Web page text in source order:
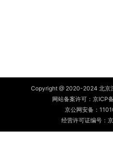
Copyright @ 2020-2024 北京
网站备案许可： 京ICP
京公网安备：
经营许可证编号：